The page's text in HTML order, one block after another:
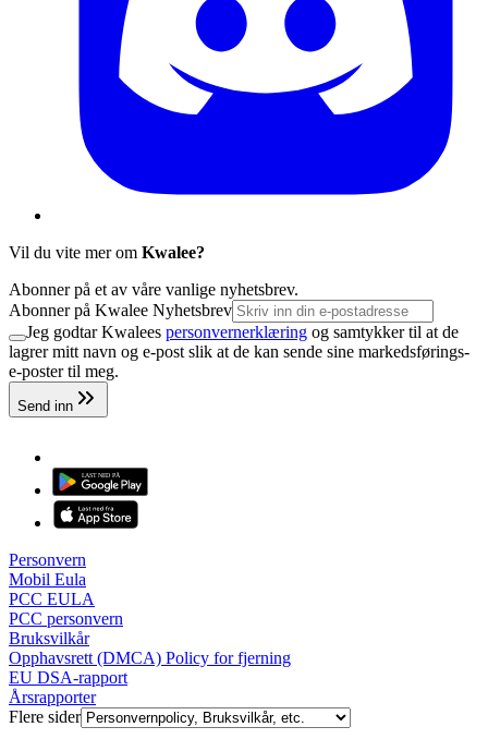
Vil du vite mer om Kwalee?
Abonner på et av våre vanlige nyhetsbrev.
Abonner på Kwalee Nyhetsbrev
Jeg godtar Kwalees personvernerklæring og samtykker til at de
lagrer mitt navn og e-post slik at de kan sende sine markedsførings-
e-poster til meg.
Send inn
Personvern
Mobil Eula
PCC EULA
PCC personvern
Bruksvilkår
Opphavsrett (DMCA) Policy for fjerning
EU DSA-rapport
Årsrapporter
Flere sider